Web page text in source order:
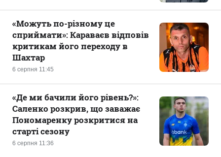
6 серпня 11:45
«Можуть по-різному це
сприймати»: Караваєв відповів
критикам його переходу в
Шахтар
6 серпня 11:36
«Де ми бачили його рівень?»:
Саленко розкрив, що заважає
Пономаренку розкритися на
старті сезону